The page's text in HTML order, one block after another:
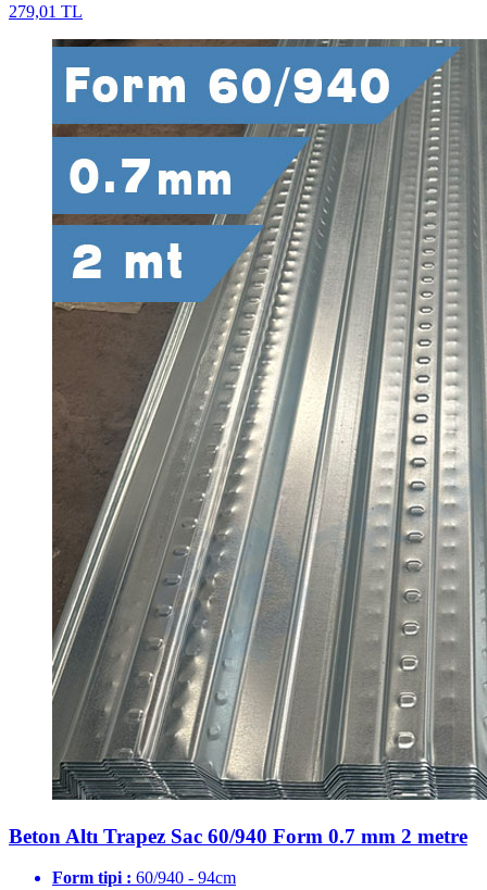
279,01 TL
Beton Altı Trapez Sac 60/940 Form 0.7 mm 2 metre
Form tipi : 60/940 - 94cm